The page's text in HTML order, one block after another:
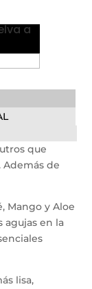
a
que
Además de
Mango y Aloe
agujas en la
lisa,